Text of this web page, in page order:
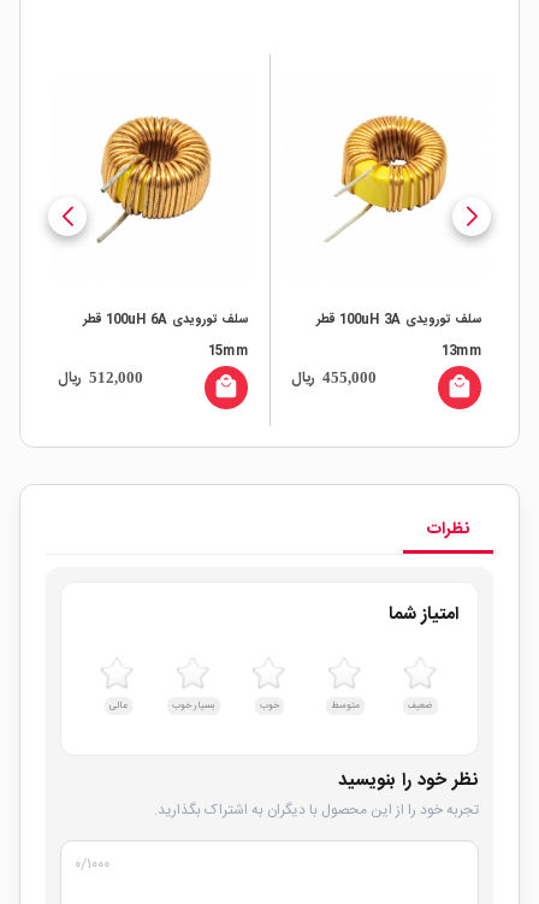
سلف تورویدی 100uH 3A قطر
13mm
455,000 ریال local_mall
سلف تورویدی 100uH 6A قطر
15mm
512,000 ریال local_mall
نظرات
امتیاز شما
ضعیف متوسط خوب بسیار خوب عالی
نظر خود را بنویسید
تجربه خود را از این محصول با دیگران به اشتراک بگذارید.
۰/۱۰۰۰